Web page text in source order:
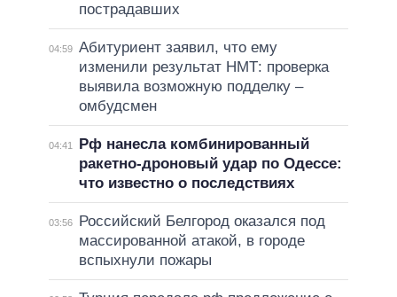
пострадавших
04:59 Абитуриент заявил, что ему
изменили результат НМТ: проверка
выявила возможную подделку –
омбудсмен
04:41
Рф нанесла комбинированный
ракетно-дроновый удар по Одессе:
что известно о последствиях
03:56
Российский Белгород оказался под
массированной атакой, в городе
вспыхнули пожары